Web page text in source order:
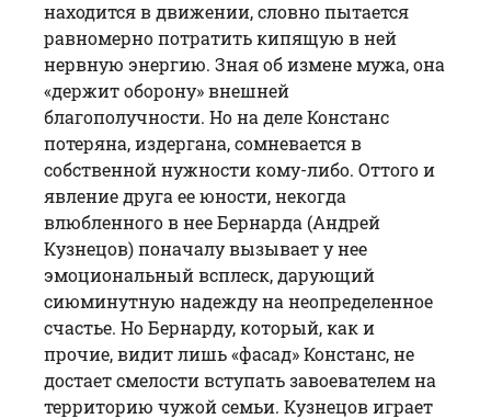
находится в движении, словно пытается
равномерно потратить кипящую в ней
нервную энергию. Зная об измене мужа, она
«держит оборону» внешней
благополучности. Но на деле Констанс
потеряна, издергана, сомневается в
собственной нужности кому-либо. Оттого и
явление друга ее юности, некогда
влюбленного в нее Бернарда (Андрей
Кузнецов) поначалу вызывает у нее
эмоциональный всплеск, дарующий
сиюминутную надежду на неопределенное
счастье. Но Бернарду, который, как и
прочие, видит лишь «фасад» Констанс, не
достает смелости вступать завоевателем на
территорию чужой семьи. Кузнецов играет